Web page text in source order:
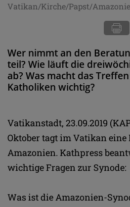
Vatikan/Kirche/Papst/
Wer nimmt an den
teil? Wie läuft die
ab? Was macht das
Katholiken wichtig?
Vatikanstadt, 23.09.2019
Oktober tagt im Vatikan eine
Amazonien. Kathpress
wichtige Fragen zur Synode:
Was ist die Amazonien-